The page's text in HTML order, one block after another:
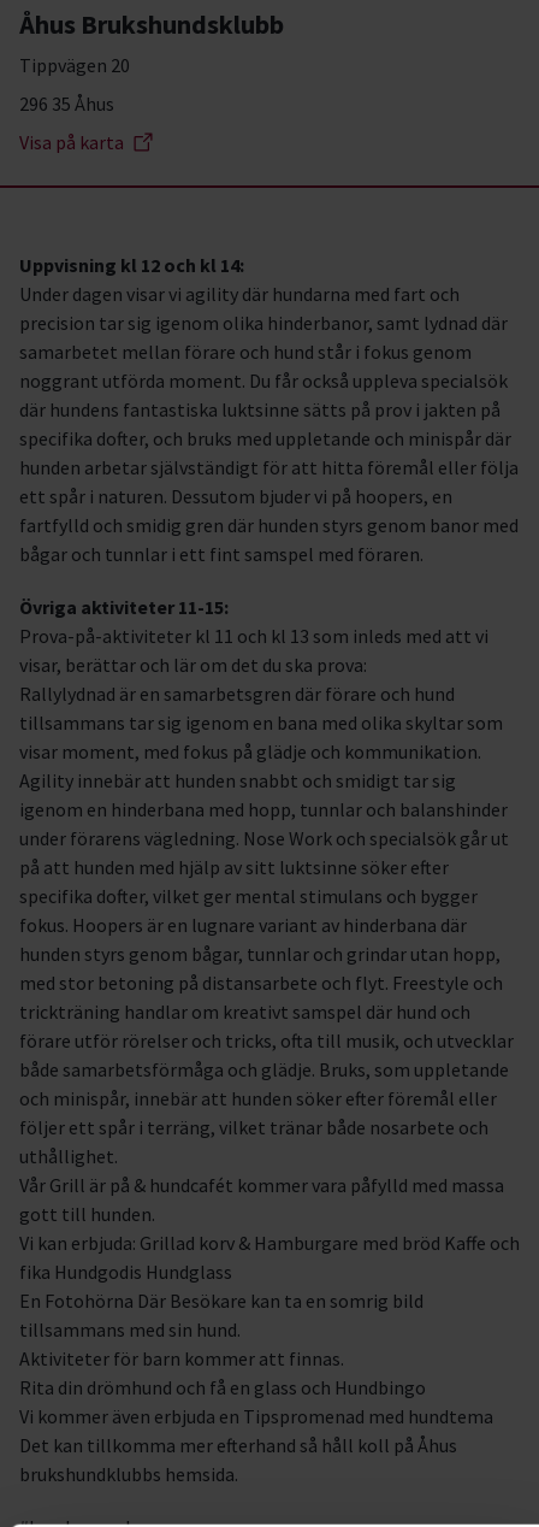
Åhus Brukshundsklubb
Tippvägen 20
296 35 Åhus
Visa på karta
Uppvisning kl 12 och kl 14:
Under dagen visar vi agility där hundarna med fart och
precision tar sig igenom olika hinderbanor, samt lydnad där
samarbetet mellan förare och hund står i fokus genom
noggrant utförda moment. Du får också uppleva specialsök
där hundens fantastiska luktsinne sätts på prov i jakten på
specifika dofter, och bruks med uppletande och minispår där
hunden arbetar självständigt för att hitta föremål eller följa
ett spår i naturen. Dessutom bjuder vi på hoopers, en
fartfylld och smidig gren där hunden styrs genom banor med
bågar och tunnlar i ett fint samspel med föraren.
Övriga aktiviteter 11-15:
Prova-på-aktiviteter kl 11 och kl 13 som inleds med att vi
visar, berättar och lär om det du ska prova:
Rallylydnad är en samarbetsgren där förare och hund
tillsammans tar sig igenom en bana med olika skyltar som
visar moment, med fokus på glädje och kommunikation.
Agility innebär att hunden snabbt och smidigt tar sig
igenom en hinderbana med hopp, tunnlar och balanshinder
under förarens vägledning. Nose Work och specialsök går ut
på att hunden med hjälp av sitt luktsinne söker efter
specifika dofter, vilket ger mental stimulans och bygger
fokus. Hoopers är en lugnare variant av hinderbana där
hunden styrs genom bågar, tunnlar och grindar utan hopp,
med stor betoning på distansarbete och flyt. Freestyle och
trickträning handlar om kreativt samspel där hund och
förare utför rörelser och tricks, ofta till musik, och utvecklar
både samarbetsförmåga och glädje. Bruks, som uppletande
och minispår, innebär att hunden söker efter föremål eller
följer ett spår i terräng, vilket tränar både nosarbete och
uthållighet.
Vår Grill är på & hundcafét kommer vara påfylld med massa
gott till hunden.
Vi kan erbjuda: Grillad korv & Hamburgare med bröd Kaffe och
fika Hundgodis Hundglass
En Fotohörna Där Besökare kan ta en somrig bild
tillsammans med sin hund.
Aktiviteter för barn kommer att finnas.
Rita din drömhund och få en glass och Hundbingo
Vi kommer även erbjuda en Tipspromenad med hundtema
Det kan tillkomma mer efterhand så håll koll på Åhus
brukshundklubbs hemsida.